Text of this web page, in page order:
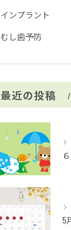
インプラント
むし歯予防
最近の投稿